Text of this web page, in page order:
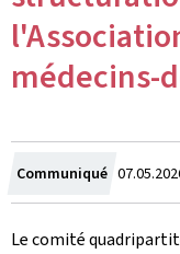
médecins-
Communiqué Crée
le
Le comité